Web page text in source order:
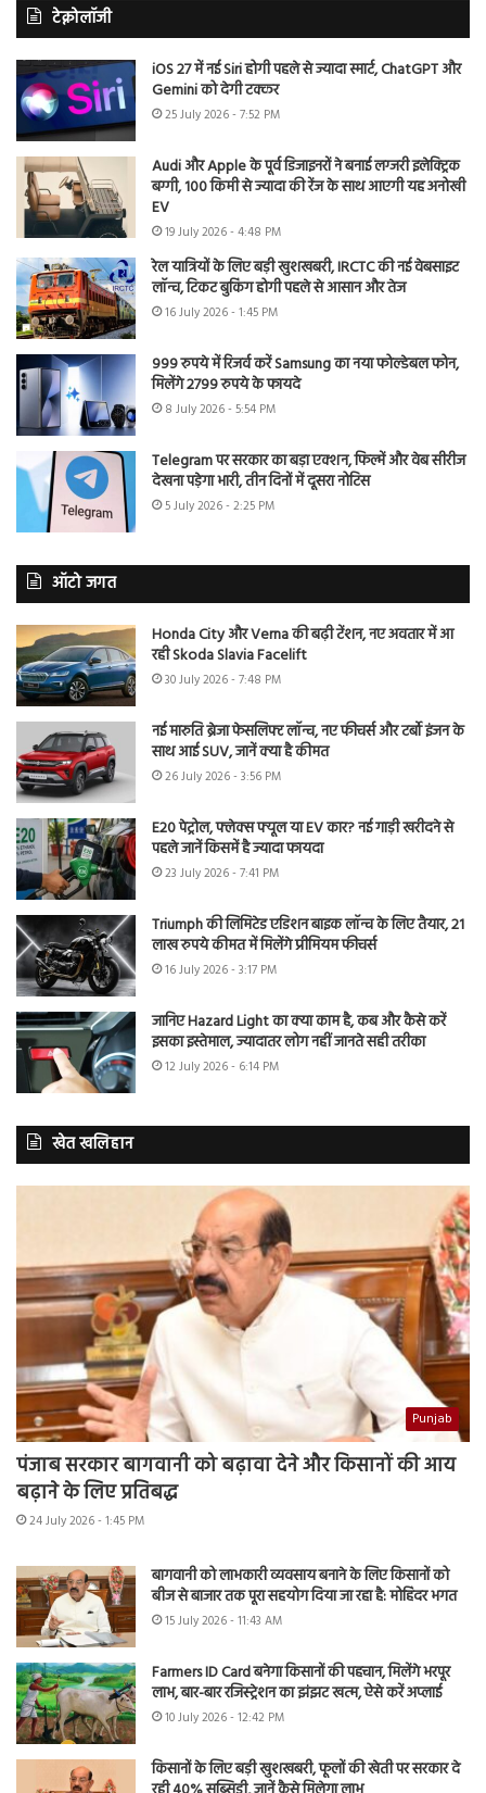
टेक्नोलॉजी
iOS 27 में नई Siri होगी पहले से ज्यादा स्मार्ट, ChatGPT और
Gemini को देगी टक्कर
25 July 2026 - 7:52 PM
Audi और Apple के पूर्व डिजाइनरों ने बनाई लग्जरी इलेक्ट्रिक
बग्गी, 100 किमी से ज्यादा की रेंज के साथ आएगी यह अनोखी
EV
19 July 2026 - 4:48 PM
रेल यात्रियों के लिए बड़ी खुशखबरी, IRCTC की नई वेबसाइट
लॉन्च, टिकट बुकिंग होगी पहले से आसान और तेज
16 July 2026 - 1:45 PM
999 रुपये में रिजर्व करें Samsung का नया फोल्डेबल फोन,
मिलेंगे 2799 रुपये के फायदे
8 July 2026 - 5:54 PM
Telegram पर सरकार का बड़ा एक्शन, फिल्में और वेब सीरीज
देखना पड़ेगा भारी, तीन दिनों में दूसरा नोटिस
5 July 2026 - 2:25 PM
ऑटो जगत
Honda City और Verna की बढ़ी टेंशन, नए अवतार में आ
रही Skoda Slavia Facelift
30 July 2026 - 7:48 PM
नई मारुति ब्रेजा फेसलिफ्ट लॉन्च, नए फीचर्स और टर्बो इंजन के
साथ आई SUV, जानें क्या है कीमत
26 July 2026 - 3:56 PM
E20 पेट्रोल, फ्लेक्स फ्यूल या EV कार? नई गाड़ी खरीदने से
पहले जानें किसमें है ज्यादा फायदा
23 July 2026 - 7:41 PM
Triumph की लिमिटेड एडिशन बाइक लॉन्च के लिए तैयार, 21
लाख रुपये कीमत में मिलेंगे प्रीमियम फीचर्स
16 July 2026 - 3:17 PM
जानिए Hazard Light का क्या काम है, कब और कैसे करें
इसका इस्तेमाल, ज्यादातर लोग नहीं जानते सही तरीका
12 July 2026 - 6:14 PM
खेत खलिहान
Punjab
पंजाब सरकार बागवानी को बढ़ावा देने और किसानों की आय
बढ़ाने के लिए प्रतिबद्ध
24 July 2026 - 1:45 PM
बागवानी को लाभकारी व्यवसाय बनाने के लिए किसानों को
बीज से बाजार तक पूरा सहयोग दिया जा रहा है: मोहिंदर भगत
15 July 2026 - 11:43 AM
Farmers ID Card बनेगा किसानों की पहचान, मिलेंगे भरपूर
लाभ, बार-बार रजिस्ट्रेशन का झंझट खत्म, ऐसे करें अप्लाई
10 July 2026 - 12:42 PM
किसानों के लिए बड़ी खुशखबरी, फूलों की खेती पर सरकार दे